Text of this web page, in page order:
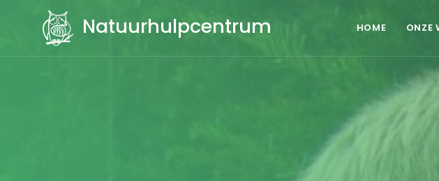
Natuurhulpcentrum HOME ONZE